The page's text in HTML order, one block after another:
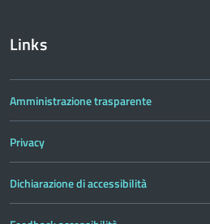
Links
Amministrazione trasparente
Privacy
Dichiarazione di accessibilità